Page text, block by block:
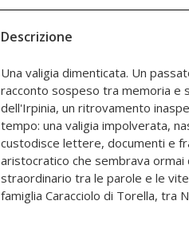
Descrizione
Una valigia dimenticata. Un
racconto sospeso tra memoria e
dell'Irpinia, un ritrovamento
tempo: una valigia impolverata,
custodisce lettere, documenti e
aristocratico che sembrava ormai
straordinario tra le parole e le
famiglia Caracciolo di Torella, tra
nobiliari, amori, passioni e rivoluzioni
chi maneggia la memoria come
Marigliano restituisce voce a una
"Una valigia sotto il letto" è più di
mosaico di vite intrecciate, un
anima attraverso lettere cariche di
racconto intimo e universale che